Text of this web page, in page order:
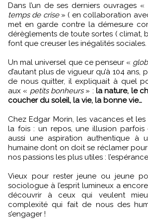
Dans l’un de ses derniers ouvrages «
temps de crise» ( en collaboration
met en garde contre la démesure
dérèglements de toute sortes ( climat,
font que creuser les inégalités sociales.
Un mal universel que ce penseur «
d’autant plus de vigueur qu’à 104 ans,
de nous quitter, il expliquait à quel
aux « petits bonheurs» :la nature, le
coucher du soleil, la vie, la bonne vie…
Chez Edgar Morin, les vacances et
la fois : un repos, une illusion parfois
aussi une aspiration authentique à
humaine dont on doit se réclamer pour
nos passions les plus utiles :
Vieux pour rester jeune ou jeune
sociologue à l’esprit lumineux a
découvrir à ceux qui veulent
complexité qui fait de nous des
s’engager !